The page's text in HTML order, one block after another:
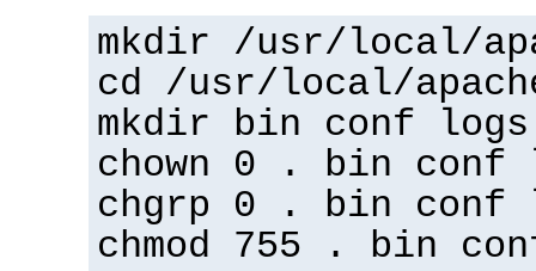
mkdir /usr/local/
cd /usr/local/
mkdir bin conf logs
chown 0 . bin conf
chgrp 0 . bin conf
chmod 755 . bin